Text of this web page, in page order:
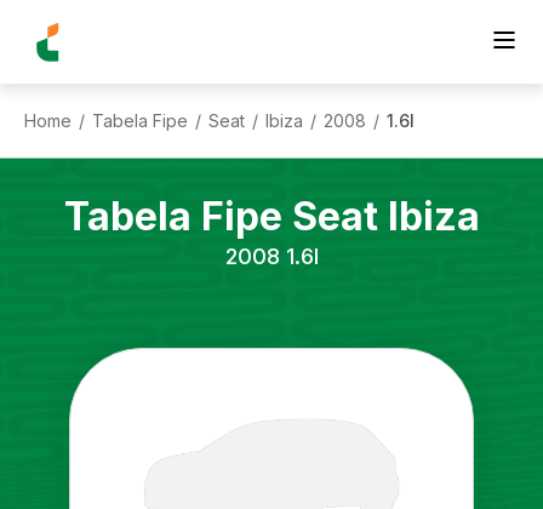
Home / Tabela Fipe / Seat / Ibiza / 2008 / 1.6l
Tabela Fipe Seat Ibiza
2008 1.6l